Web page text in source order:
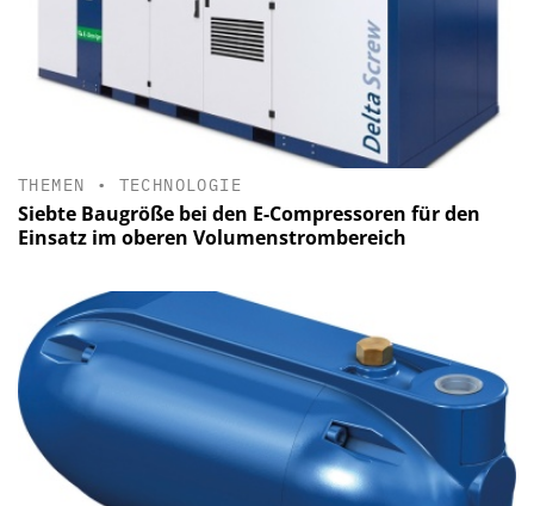
THEMEN • TECHNOLOGIE
Siebte Baugröße bei den E-Compressoren für den
Einsatz im oberen Volumenstrombereich